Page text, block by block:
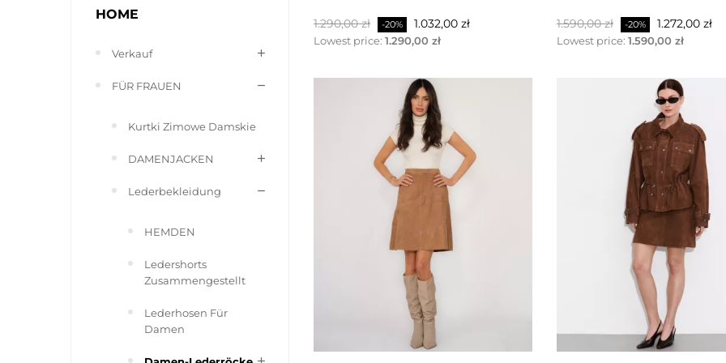
HOME
Verkauf
FÜR FRAUEN
Kurtki Zimowe Damskie
DAMENJACKEN
Lederbekleidung
HEMDEN
Ledershorts
Zusammengestellt
Lederhosen Für
Damen
Regulärer
Preis
1.290,00 zł -20% Preis
1.032,00 zł
Lowest price: 1.290,00 zł
Regulärer
Preis
1.590,00 zł -20% Preis
1.272,00 zł
Lowest price: 1.590,00 zł